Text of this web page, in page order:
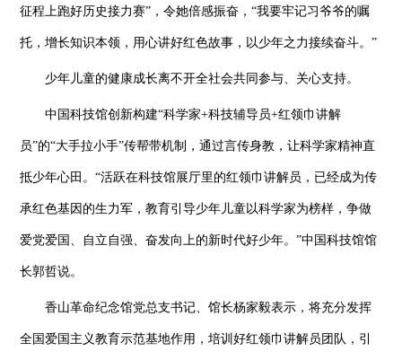
征程上跑好历史接力赛”，令她倍感振奋，“我要牢记习爷爷的嘱
托，增长知识本领，用心讲好红色故事，以少年之力接续奋斗。”
少年儿童的健康成长离不开全社会共同参与、关心支持。
中国科技馆创新构建“科学家+科技辅导员+红领巾讲解
员”的“大手拉小手”传帮带机制，通过言传身教，让科学家精神直
抵少年心田。“活跃在科技馆展厅里的红领巾讲解员，已经成为传
承红色基因的生力军，教育引导少年儿童以科学家为榜样，争做
爱党爱国、自立自强、奋发向上的新时代好少年。”中国科技馆馆
长郭哲说。
香山革命纪念馆党总支书记、馆长杨家毅表示，将充分发挥
全国爱国主义教育示范基地作用，培训好红领巾讲解员团队，引